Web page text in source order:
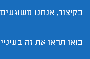
בקיצור, אנחנו
בואו תראו את זה